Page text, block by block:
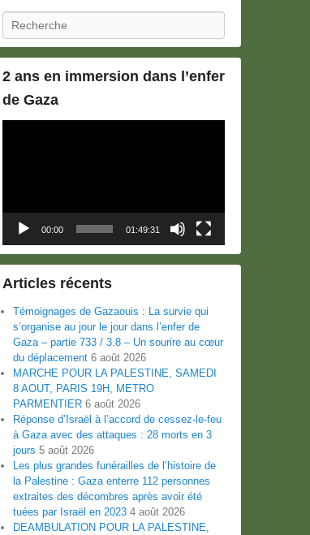
Recherche
2 ans en immersion dans l’enfer
de Gaza
00:00 01:49:31
Articles récents
Témoignages de Gazaouis : La survie qui
s’organise au jour le jour dans l’enfer de
Gaza – partie 733 / 3.8 – Un sourire au cœur
du déplacement 6 août 2026
MARCHE POUR LA PALESTINE, SAMEDI
8 AOUT, PARIS 19H, METRO
PARMENTIER 6 août 2026
Réponse d’Israël à l’accord de cessez-le-feu
à Gaza avec des attaques : 28 morts en 3
jours 5 août 2026
Les plus grandes funérailles de l’histoire de
la Palestine : Gaza enterre 112 personnes
extraites des décombres après avoir été
tuées par Israël en 2023 4 août 2026
DEAMBULATION POUR LA PALESTINE,